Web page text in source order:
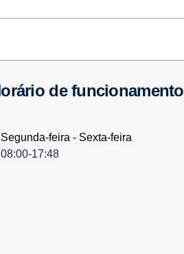
Horário de funcionamento
Segunda-feira - Sexta-feira
08:00-17:48